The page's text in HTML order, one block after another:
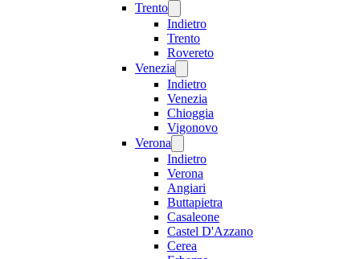
Trento
Indietro
Trento
Rovereto
Venezia
Indietro
Venezia
Chioggia
Vigonovo
Verona
Indietro
Verona
Angiari
Buttapietra
Casaleone
Castel D'Azzano
Cerea